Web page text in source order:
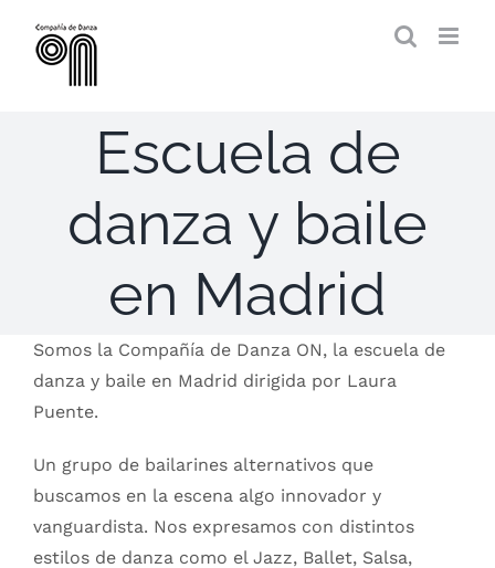
Escuela de
danza y baile
en Madrid
Somos la Compañía de Danza ON, la escuela de
danza y baile en Madrid dirigida por Laura
Puente.
Un grupo de bailarines alternativos que
buscamos en la escena algo innovador y
vanguardista. Nos expresamos con distintos
estilos de danza como el Jazz, Ballet, Salsa,